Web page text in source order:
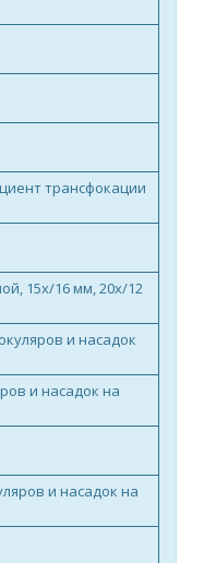
трансфокации
15x/16 мм, 20х/12
и насадок
и насадок на
и насадок на